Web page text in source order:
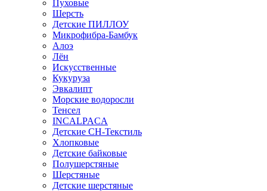
Пуховые
Шерсть
Детские ПИЛЛОУ
Микрофибра-Бамбук
Алоэ
Лён
Искусственные
Кукуруза
Эвкалипт
Морские водоросли
Тенсел
INCALPACA
Детские СН-Текстиль
Хлопковые
Детские байковые
Полушерстяные
Шерстяные
Детские шерстяные